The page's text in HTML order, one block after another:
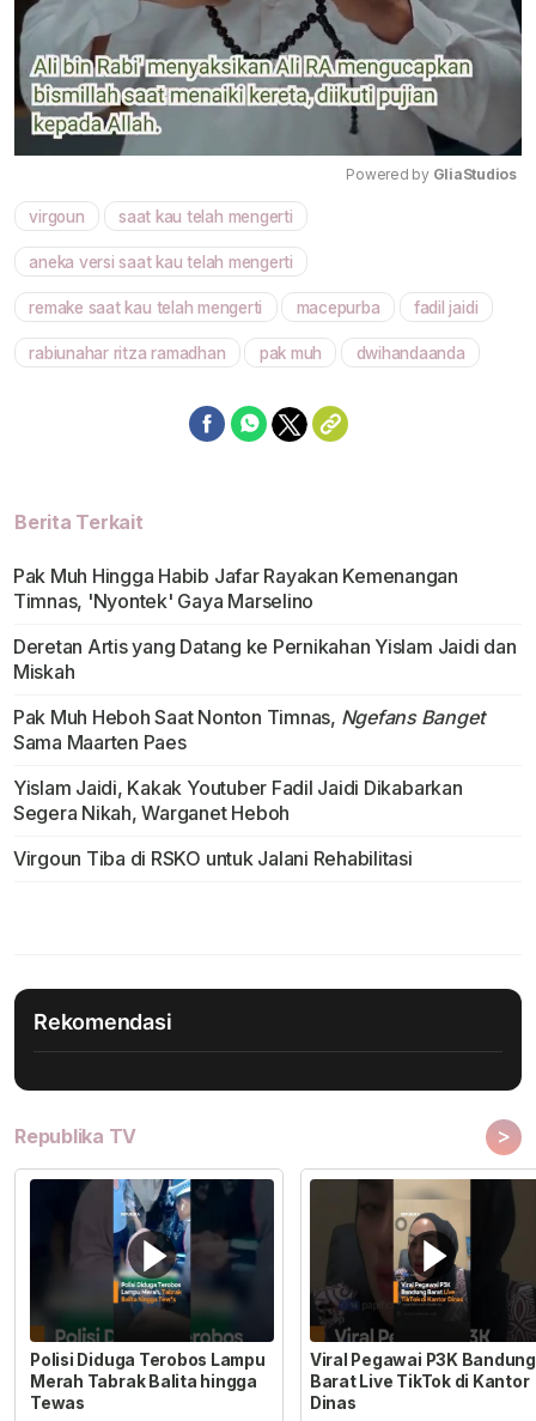
Powered by GliaStudios
virgoun saat kau telah mengerti
aneka versi saat kau telah mengerti
remake saat kau telah mengerti macepurba fadil jaidi
rabiunahar ritza ramadhan pak muh dwihandaanda
Berita Terkait
Pak Muh Hingga Habib Jafar Rayakan Kemenangan
Timnas, 'Nyontek' Gaya Marselino
Deretan Artis yang Datang ke Pernikahan Yislam Jaidi dan
Miskah
Pak Muh Heboh Saat Nonton Timnas, Ngefans Banget
Sama Maarten Paes
Yislam Jaidi, Kakak Youtuber Fadil Jaidi Dikabarkan
Segera Nikah, Warganet Heboh
Virgoun Tiba di RSKO untuk Jalani Rehabilitasi
Rekomendasi
Republika TV >
Polisi Diduga Terobos Lampu
Merah Tabrak Balita hingga
Tewas
Viral Pegawai P3K Bandung
Barat Live TikTok di Kantor
Dinas